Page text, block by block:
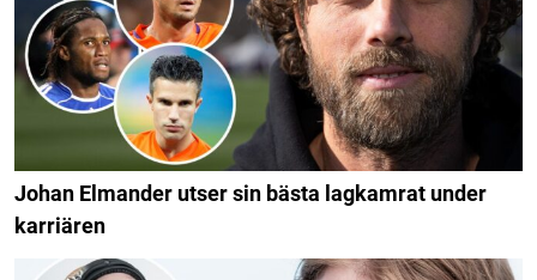
Johan Elmander utser sin bästa lagkamrat under
karriären